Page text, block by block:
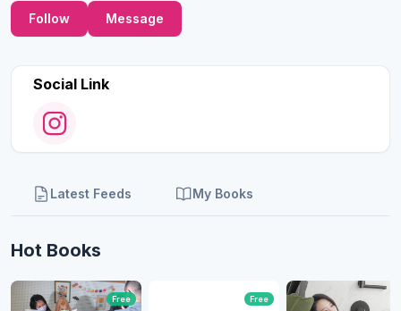
Follow Message
Social Link
Latest Feeds My Books
Hot Books
Free Free